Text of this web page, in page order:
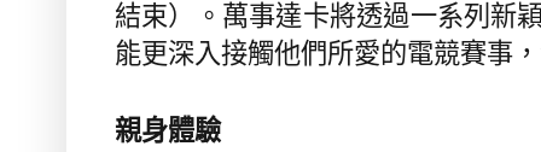
結束）。萬事達卡將透過一系列新
能更深入接觸他們所愛的電競賽事
親身體驗